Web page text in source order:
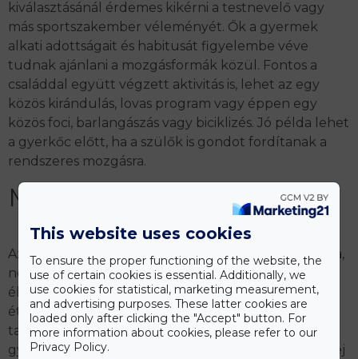
kiválasztásánál érdemes kikérni a testnevelő vagy
más sportszakember véleményét. Ők a gyermek
alkati adottságait és habitusát figyelembe véve
tudnak ajánlani a mozgásformák közül. Fontos a
családdal együtt végzett aktivitás is, lehet az egy
közös kirándulás, lovas program vagy éppen egy
közös foci, barlangászás vagy biciklizés. Jó példa lehet
a gyerkőc előtt, ha a szülők is gondot fordítanak a
rendszeres mozgásra.
Megfelelő táplálkozás
Az energiaszükségletet befolyásolja a gyermek kora,
neme, tápláltsági állapota, fizikai aktivitása, valamint
életmódja. De annyi bizonyos, hogy gyermekünk
étrendje mind az öt csoportból kell, hogy
tartalmazzon élelmiszereket – kenyér és cereáliák,
gyümölcs- és zöldségfélék, húsok és alternatívák, tej
This website uses cookies
To ensure the proper functioning of the website, the
use of certain cookies is essential. Additionally, we
use cookies for statistical, marketing measurement,
and advertising purposes. These latter cookies are
loaded only after clicking the "Accept" button. For
more information about cookies, please refer to our
Privacy Policy.